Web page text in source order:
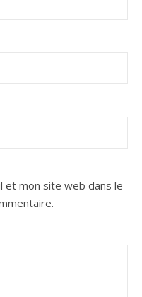
et mon site web dans le